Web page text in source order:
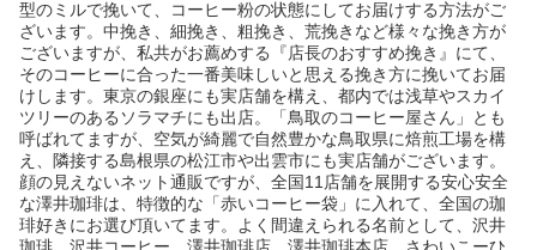
型のミルで挽いて、コーヒー粉の状態にしてお届けする方法がご
ざいます。中挽き、細挽き、粗挽き、荒挽きなど様々な挽き方が
ございますが、私共がお薦めする『店長のおすすめ挽き』にて、
そのコーヒーに合った一番美味しいと思える挽き方に挽いてお届
けします。東京の銀座にも実店舗を構え、都内では浅草やスカイ
ツリーのあるソラマチにも出店。「鳥取のコーヒー屋さん」とも
呼ばれてますが、空気が綺麗で自然豊かな鳥取県に焙煎工場を構
え、隣接する島根県の松江市や出雲市にも実店舗がございます。
顔の見えないネット通販ですが、全国11店舗を展開する安心安全
な澤井珈琲は、特徴的な「赤いコーヒー袋」に入れて、全国の珈
琲好きにお選び頂いてます。よく間違えられる名前として、沢井